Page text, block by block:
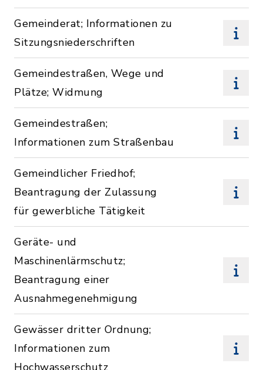
Gemeinderat; Informationen zu
Sitzungsniederschriften
Gemeindestraßen, Wege und
Plätze; Widmung
Gemeindestraßen;
Informationen zum Straßenbau
Gemeindlicher Friedhof;
Beantragung der Zulassung
für gewerbliche Tätigkeit
Geräte- und
Maschinenlärmschutz;
Beantragung einer
Ausnahmegenehmigung
Gewässer dritter Ordnung;
Informationen zum
Hochwasserschutz